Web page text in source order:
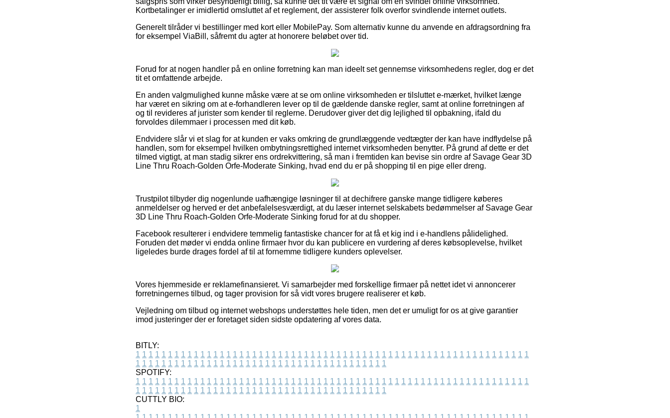
Kortbetalinger er imidlertid omsluttet af et reglement, der assisterer folk overfor svindlende internet outlets.
Generelt tilråder vi bestillinger med kort eller MobilePay. Som alternativ kunne du anvende en afdragsordning fra
for eksempel ViaBill, såfremt du agter at honorere beløbet over tid.
Forud for at nogen handler på en online forretning kan man ideelt set gennemse virksomhedens regler, dog er det
tit et omfattende arbejde.
En anden valgmulighed kunne måske være at se om online virksomheden er tilsluttet e-mærket, hvilket længe
har været en sikring om at e-forhandleren lever op til de gældende danske regler, samt at online forretningen af
og til revideres af jurister som kender til reglerne. Derudover giver det dig lejlighed til opbakning, ifald du
forvoldes dilemmaer i processen med dit køb.
Endvidere slår vi et slag for at kunden er vaks omkring de grundlæggende vedtægter der kan have indflydelse på
handlen, som for eksempel hvilken ombytningsrettighed internet virksomheden benytter. På grund af dette er det
tilmed vigtigt, at man stadig sikrer ens ordrekvittering, så man i fremtiden kan bevise sin ordre af Savage Gear 3D
Line Thru Roach-Golden Orfe-Moderate Sinking, hvad end du er på shopping til en pige eller dreng.
Trustpilot tilbyder dig nogenlunde uafhængige løsninger til at dechifrere ganske mange tidligere køberes
anmeldelser og herved er det anbefalelsesværdigt, at du læser internet selskabets bedømmelser af Savage Gear
3D Line Thru Roach-Golden Orfe-Moderate Sinking forud for at du shopper.
Facebook resulterer i endvidere temmelig fantastiske chancer for at få et kig ind i e-handlens pålidelighed.
Foruden det møder vi endda online firmaer hvor du kan publicere en vurdering af deres købsoplevelse, hvilket
ligeledes burde drages fordel af til at fornemme tidligere kunders oplevelser.
Vores hjemmeside er reklamefinansieret. Vi samarbejder med forskellige firmaer på nettet idet vi annoncerer
forretningernes tilbud, og tager provision for så vidt vores brugere realiserer et køb.
Vejledning om tilbud og internet webshops understøttes hele tiden, men det er umuligt for os at give garantier
imod justeringer der er foretaget siden sidste opdatering af vores data.
BITLY:
1 1 1 1 1 1 1 1 1 1 1 1 1 1 1 1 1 1 1 1 1 1 1 1 1 1 1 1 1 1 1 1 1 1 1 1 1 1 1 1 1 1 1 1 1 1 1 1 1 1 1 1 1 1 1 1 1 1 1 1 1
1 1 1 1 1 1 1 1 1 1 1 1 1 1 1 1 1 1 1 1 1 1 1 1 1 1 1 1 1 1 1 1 1 1 1 1 1 1 1
SPOTIFY:
1 1 1 1 1 1 1 1 1 1 1 1 1 1 1 1 1 1 1 1 1 1 1 1 1 1 1 1 1 1 1 1 1 1 1 1 1 1 1 1 1 1 1 1 1 1 1 1 1 1 1 1 1 1 1 1 1 1 1 1 1
1 1 1 1 1 1 1 1 1 1 1 1 1 1 1 1 1 1 1 1 1 1 1 1 1 1 1 1 1 1 1 1 1 1 1 1 1 1 1
CUTTLY BIO:
1